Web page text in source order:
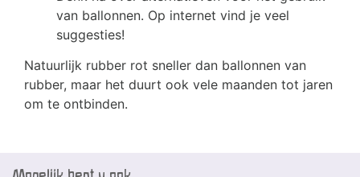
van ballonnen. Op internet vind je veel
suggesties!
Natuurlijk rubber rot sneller dan ballonnen van
rubber, maar het duurt ook vele maanden tot jaren
om te ontbinden.